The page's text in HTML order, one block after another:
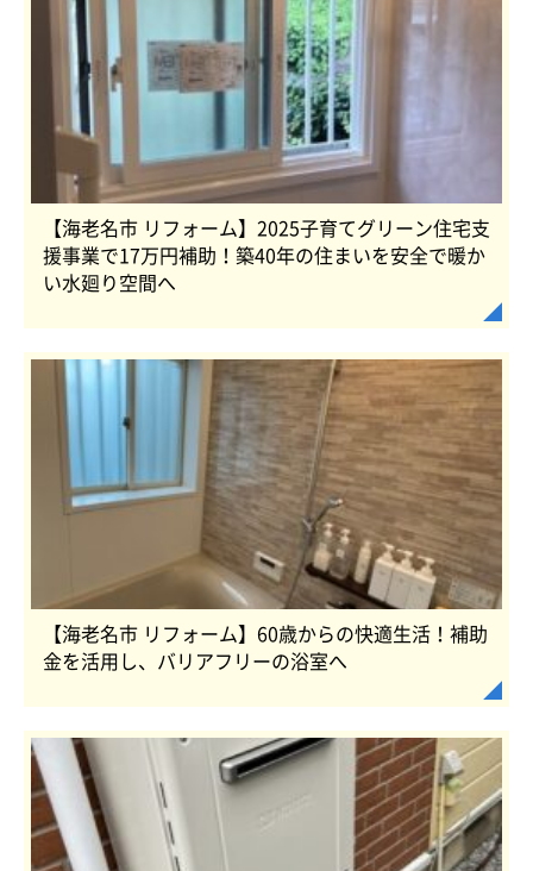
【海老名市 リフォーム】2025子育てグリーン住宅支
援事業で17万円補助！築40年の住まいを安全で暖か
い水廻り空間へ
【海老名市 リフォーム】60歳からの快適生活！補助
金を活用し、バリアフリーの浴室へ